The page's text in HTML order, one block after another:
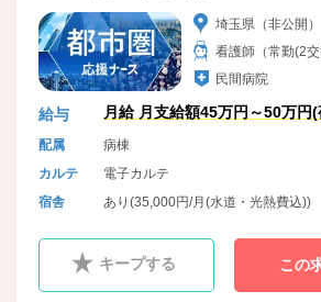
埼玉県（非公開）
看護師（常勤(2交
民間病院
給与
月給 月支給額45万円～50万円(
残業手当含)
配属
病棟
カルテ
電子カルテ
宿舎
あり(35,000円/月(水道・光熱費込))
キープする この